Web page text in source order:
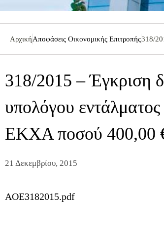
ΑρχικήΑποφάσεις Οικονομικής Επιτροπής318/
318/2015 – Έγκριση
υπολόγου
ΕΚΧΑ ποσού 400,00
21 Δεκεμβρίου, 2015
AOE3182015.pdf